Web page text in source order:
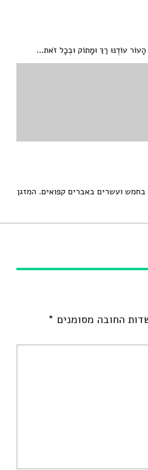
החובה מסומנים *
עוֹדֶנּוּ רַךְ וּמָתוֹק וּבְכָל זֹאת...
ועשרים באברים קפואים. המזגן